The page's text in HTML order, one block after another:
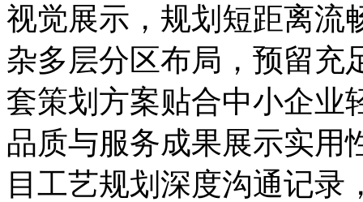
视觉展示，规划短距离流
杂多层分区布局，预留充
套策划方案贴合中小企业
品质与服务成果展示实用
目工艺规划深度沟通记录